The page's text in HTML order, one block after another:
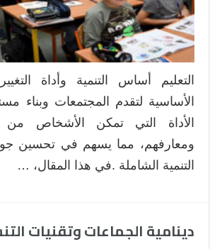
التعليم أساس التنمية وأداة
الأساسية لتقدم المجتمعات وبناء
الأداة التي تمكن الأشخاص من
ومعارفهم، مما يسهم في تحسين
التنمية الشاملة .في هذا المقال، …
دينامية الجماعات وتقنيات